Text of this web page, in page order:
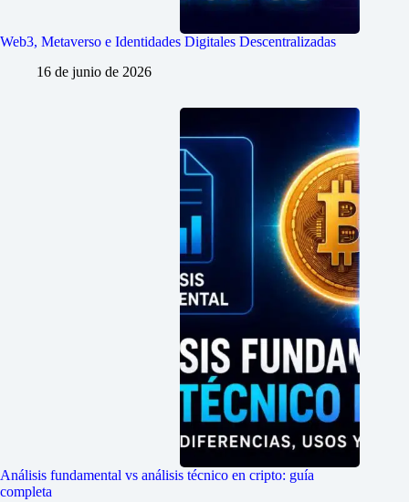
Web3, Metaverso e Identidades Digitales Descentralizadas
16 de junio de 2026
Análisis fundamental vs análisis técnico en cripto: guía
completa